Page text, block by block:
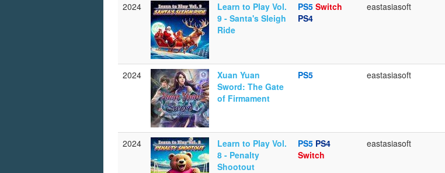
2024
Learn to Play Vol.
9 - Santa's Sleigh
Ride
PS5 Switch
PS4
eastasiasoft
2024
Xuan Yuan
Sword: The Gate
of Firmament
PS5 eastasiasoft
2024
Learn to Play Vol.
8 - Penalty
Shootout
PS5 PS4
Switch
eastasiasoft